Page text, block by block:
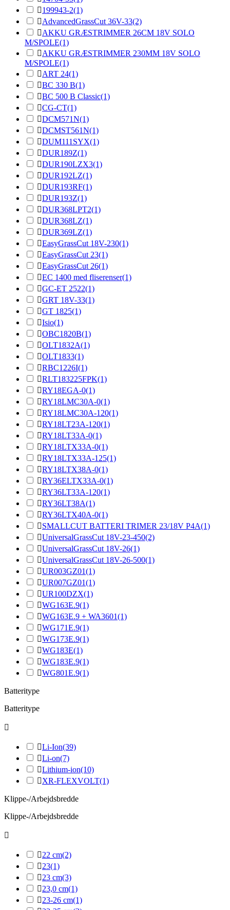
199943-2(1)
AdvancedGrassCut 36V-33(2)
AKKU GRÆSTRIMMER 26CM 18V SOLO
M/SPOLE(1)
AKKU GRÆSTRIMMER 230MM 18V SOLO
M/SPOLE(1)
ART 24(1)
BC 330 B(1)
BC 500 B Classic(1)
CG-CT(1)
DCM571N(1)
DCMST561N(1)
DUM111SYX(1)
DUR189Z(1)
DUR190LZX3(1)
DUR192LZ(1)
DUR193RF(1)
DUR193Z(1)
DUR368LPT2(1)
DUR368LZ(1)
DUR369LZ(1)
EasyGrassCut 18V-230(1)
EasyGrassCut 23(1)
EasyGrassCut 26(1)
EC 1400 med fliserenser(1)
GC-ET 2522(1)
GRT 18V-33(1)
GT 1825(1)
Isio(1)
OBC1820B(1)
OLT1832A(1)
OLT1833(1)
RBC1226I(1)
RLT183225FPK(1)
RY18EGA-0(1)
RY18LMC30A-0(1)
RY18LMC30A-120(1)
RY18LT23A-120(1)
RY18LT33A-0(1)
RY18LTX33A-0(1)
RY18LTX33A-125(1)
RY18LTX38A-0(1)
RY36ELTX33A-0(1)
RY36LT33A-120(1)
RY36LT38A(1)
RY36LTX40A-0(1)
SMALLCUT BATTERI TRIMER 23/18V P4A(1)
UniversalGrassCut 18V-23-450(2)
UniversalGrassCut 18V-26(1)
UniversalGrassCut 18V-26-500(1)
UR003GZ01(1)
UR007GZ01(1)
UR100DZX(1)
WG163E.9(1)
WG163E.9 + WA3601(1)
WG171E.9(1)
WG173E.9(1)
WG183E(1)
WG183E.9(1)
WG801E.9(1)
Batteritype
Batteritype

Li-Ion(39)
Li-on(7)
Lithium-ion(10)
XR-FLEXVOLT(1)
Klippe-/Arbejdsbredde
Klippe-/Arbejdsbredde

22 cm(2)
23(1)
23 cm(3)
23,0 cm(1)
23-26 cm(1)